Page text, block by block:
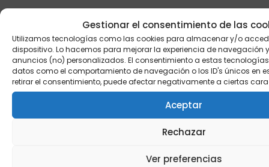
Gestionar el consentimiento de las
Utilizamos tecnologías como las cookies para almacenar y/o
dispositivo. Lo hacemos para mejorar la experiencia de navegación
anuncios (no) personalizados. El consentimiento a estas
datos como el comportamiento de navegación o los ID's únicos en
retirar el consentimiento, puede afectar negativamente a ciertas
Aceptar
Rechazar
Ver preferencias
SIGUE LEYENDO
Otros artículos de Inbound Marketing
ESTRATEGIAS DE MARKETING CONTENIDOS